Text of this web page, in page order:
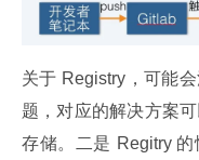
关于 Registry，可能
题，对应的解决方案
存储。二是 Regitry